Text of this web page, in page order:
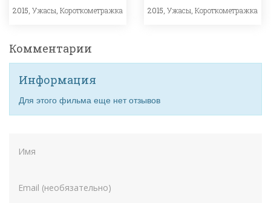
2015, Ужасы Короткометражка 2015,Ужасы ,Короткометражка
Комментарии
Информация
Для этого фильма еще нет отзывов